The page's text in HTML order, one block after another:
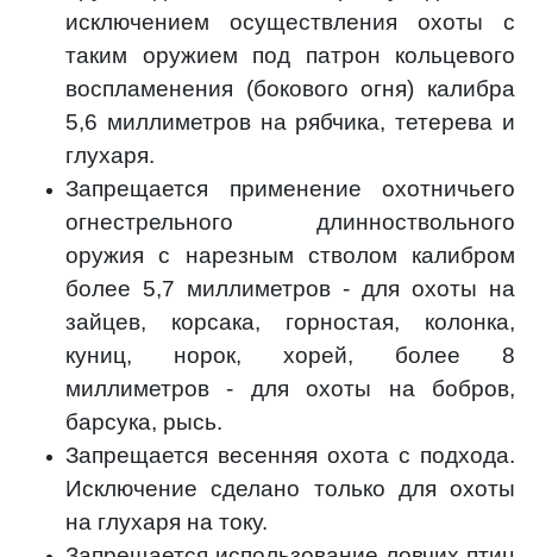
исключением осуществления охоты с
таким оружием под патрон кольцевого
воспламенения (бокового огня) калибра
5,6 миллиметров на рябчика, тетерева и
глухаря.
Запрещается применение охотничьего
огнестрельного длинноствольного
оружия с нарезным стволом калибром
более 5,7 миллиметров - для охоты на
зайцев, корсака, горностая, колонка,
куниц, норок, хорей, более 8
миллиметров - для охоты на бобров,
барсука, рысь.
Запрещается весенняя охота с подхода.
Исключение сделано только для охоты
на глухаря на току.